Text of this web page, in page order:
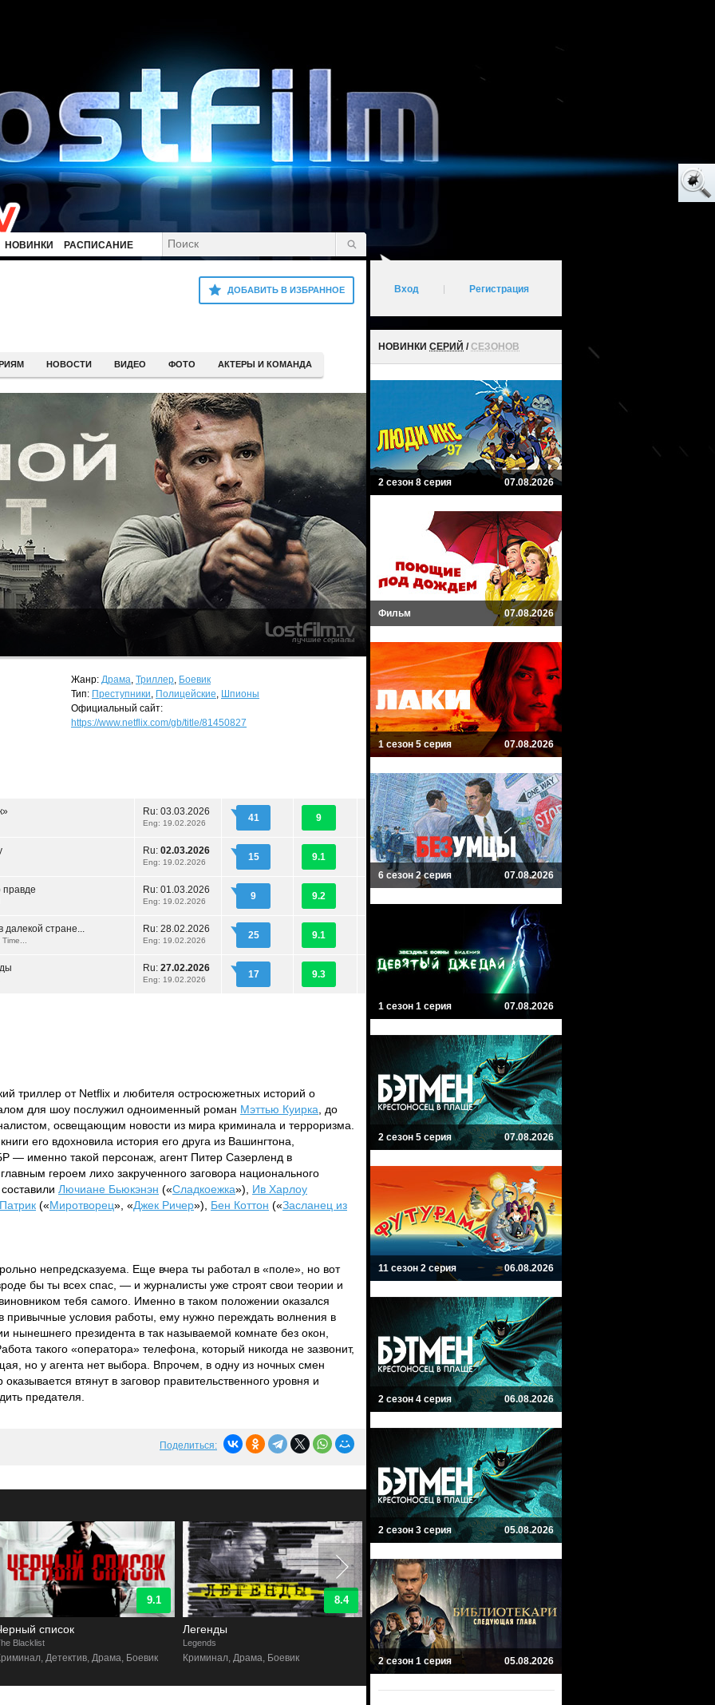
НОВИНКИ РАСПИСАНИЕ
ДОБАВИТЬ В ИЗБРАННОЕ
НОВОСТИ ВИДЕО ФОТО АКТЕРЫ И КОМАНДА
Жанр: Драма, Триллер, Боевик
Тип: Преступники, Полицейские, Шпионы
Официальный сайт:
https://www.netflix.com/gb/title/81450827
Ru: 03.03.2026
Eng: 19.02.2026 41 9
Ru: 02.03.2026
Eng: 19.02.2026 15 9.1
правде Ru: 01.03.2026
Eng: 19.02.2026 9 9.2
стране... Ru: 28.02.2026
Eng: 19.02.2026 25 9.1
Ru: 27.02.2026
Eng: 19.02.2026 17 9.3
триллер от Netflix и любителя остросюжетных историй о
для шоу послужил одноименный роман Мэттью Куирка , до
освещающим новости из мира криминала и терроризма.
его вдохновила история его друга из Вашингтона,
— именно такой персонаж, агент Питер Сазерленд в
главным героем лихо закрученного заговора национального
Лючиане Бьюкэнэн («Сладкоежка»), Ив Харлоу
(«Миротворец», «Джек Ричер»), Бен Коттон («Засланец из
непредсказуема. Еще вчера ты работал в «поле», но вот
бы ты всех спас, — и журналисты уже строят свои теории и
тебя самого. Именно в таком положении оказался
привычные условия работы, ему нужно переждать волнения в
нынешнего президента в так называемой комнате без окон,
такого «оператора» телефона, который никогда не зазвонит,
но у агента нет выбора. Впрочем, в одну из ночных смен
втянут в заговор правительственного уровня и
предателя.
Поделиться:
8.4
Драма, Боевик
8.7
Черный список: Искупление
The Blacklist: Redemption
Детектив, Драма, Боевик, Криминал
Джек Райан
Tom Clancy's Jack Ryan
Драма, Боевик, Триллер
Вход Регистрация
НОВИНКИ СЕРИЙ /СЕЗОНОВ
2 сезон 8 серия 07.08.2026
Фильм 07.08.2026
1 сезон 5 серия 07.08.2026
6 сезон 2 серия 07.08.2026
1 сезон 1 серия 07.08.2026
2 сезон 5 серия 07.08.2026
11 сезон 2 серия 06.08.2026
2 сезон 4 серия 06.08.2026
2 сезон 3 серия 05.08.2026
2 сезон 1 серия 05.08.2026